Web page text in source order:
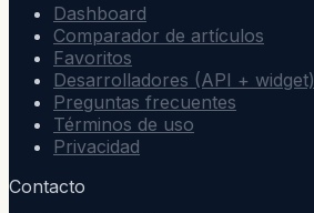
Dashboard
Comparador de artículos
Favoritos
Desarrolladores (API + widget)
Preguntas frecuentes
Términos de uso
Privacidad
Contacto